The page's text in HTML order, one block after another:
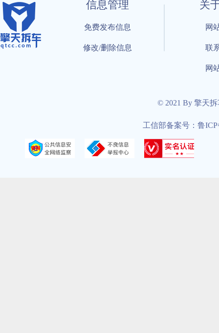
信息管理
免费发布信息
修改/删除信息
关
网
联
网
© 2021 By 擎天
工信部备案号：鲁